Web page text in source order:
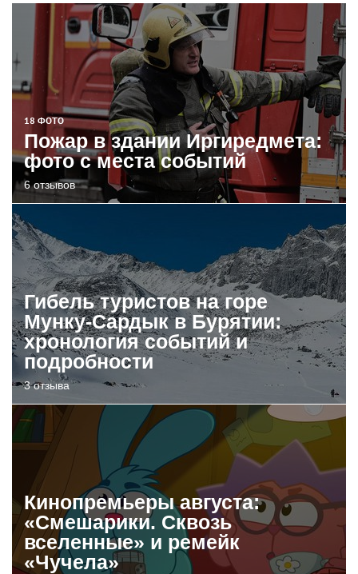
18 ФОТО
Пожар в здании Иргиредмета:
фото с места событий
6 отзывов
Гибель туристов на горе
Мунку-Сардык в Бурятии:
хронология событий и
подробности
3 отзыва
Кинопремьеры августа:
«Смешарики. Сквозь
вселенные» и ремейк
«Чучела»